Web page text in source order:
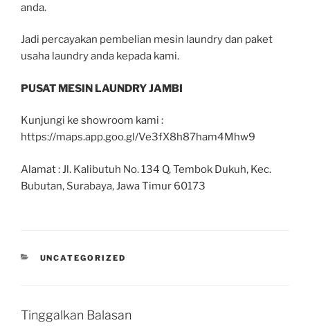
anda.
Jadi percayakan pembelian mesin laundry dan paket
usaha laundry anda kepada kami.
PUSAT MESIN LAUNDRY JAMBI
Kunjungi ke showroom kami :
https://maps.app.goo.gl/Ve3fX8h87ham4Mhw9
Alamat : Jl. Kalibutuh No. 134 Q, Tembok Dukuh, Kec.
Bubutan, Surabaya, Jawa Timur 60173
UNCATEGORIZED
Tinggalkan Balasan